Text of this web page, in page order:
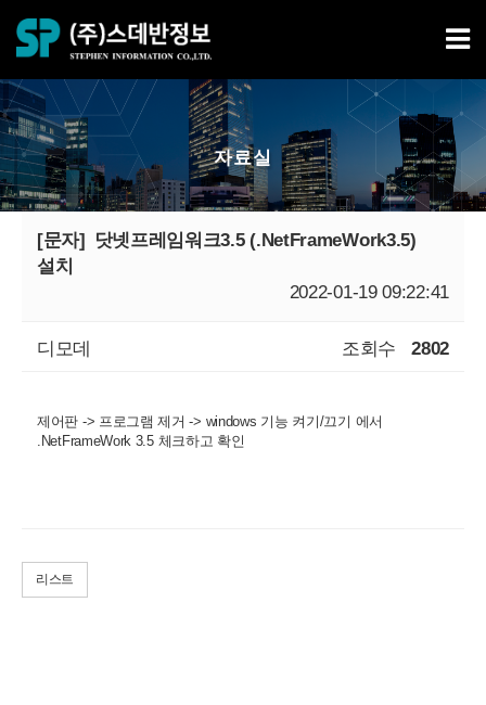
자료실
[문자] 닷넷프레임워크3.5 (.NetFrameWork3.5)
설치
2022-01-19 09:22:41
디모데 조회수2802
제어판 -> 프로그램 제거 -> windows 기능 켜기/끄기 에서
.NetFrameWork 3.5 체크하고 확인
리스트